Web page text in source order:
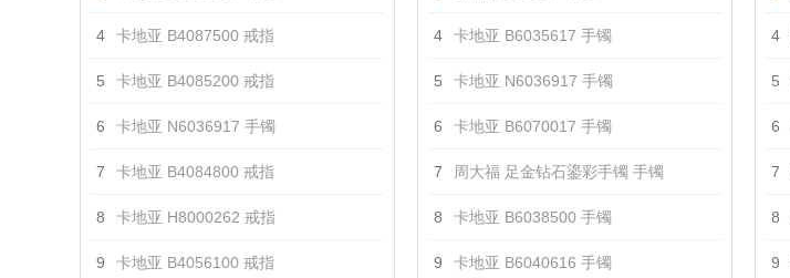
4 卡地亚 B4087500 戒指
5 卡地亚 B4085200 戒指
6 卡地亚 N6036917 手镯
7 卡地亚 B4084800 戒指
8 卡地亚 H8000262 戒指
9 卡地亚 B4056100 戒指
4 卡地亚 B6035617 手镯
5 卡地亚 N6036917 手镯
6 卡地亚 B6070017 手镯
7 周大福 足金钻石鎏彩手镯 手镯
8 卡地亚 B6038500 手镯
9 卡地亚 B6040616 手镯
4
5
6
7
8
9